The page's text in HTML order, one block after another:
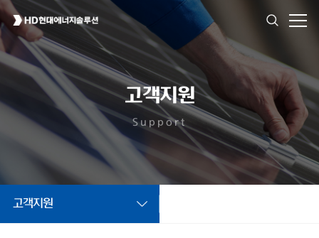
고객지원
Support
고객지원